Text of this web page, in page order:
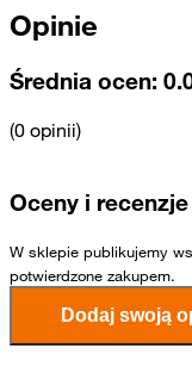
Opinie
Średnia ocen:
(0 opinii)
Oceny i
W sklepie publikujemy
potwierdzone zakupem.
Dodaj swoją